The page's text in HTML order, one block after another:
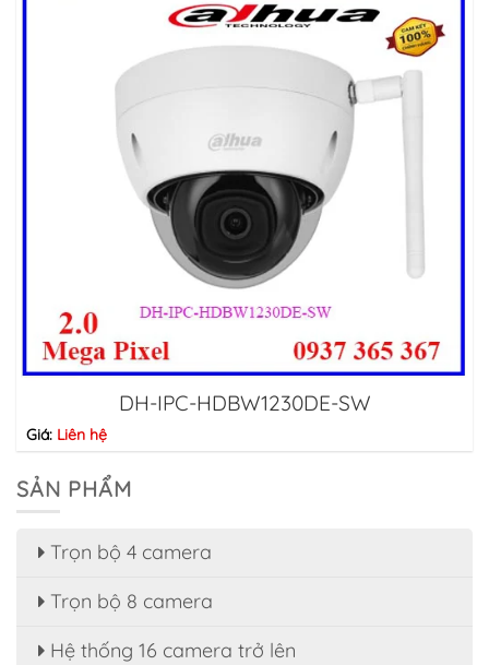
DH-IPC-HDBW1230DE-SW
Giá: Liên hệ
SẢN PHẨM
Trọn bộ 4 camera
Trọn bộ 8 camera
Hệ thống 16 camera trở lên